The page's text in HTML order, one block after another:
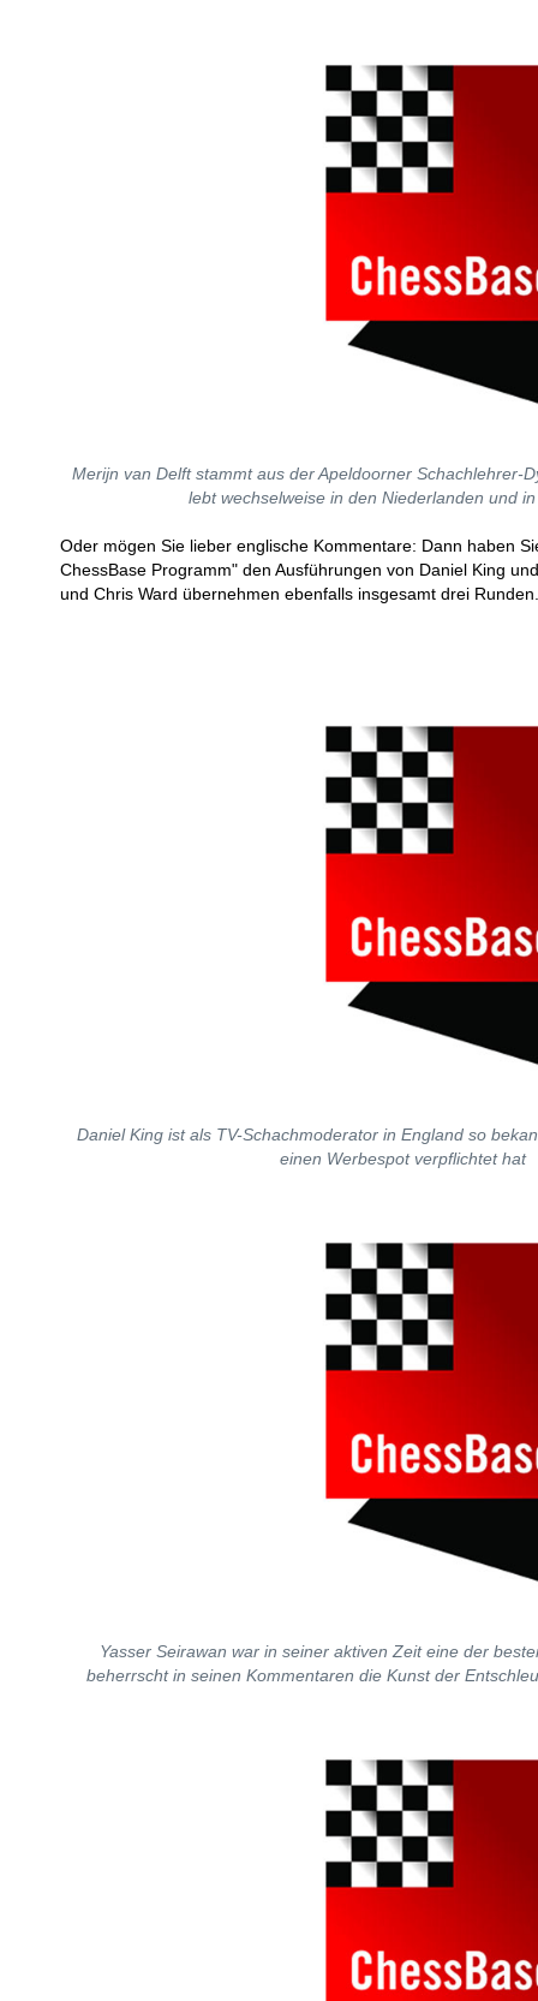
Merijn van Delft stammt aus der Apeldoorner Schachlehrer-
lebt wechselweise in den Niederlanden und
Oder mögen Sie lieber englische Kommentare: Dann haben
ChessBase Programm" den Ausführungen von Daniel King
und Chris Ward übernehmen ebenfalls insgesamt drei Runden.
Daniel King ist als TV-Schachmoderator in England so
einen Werbespot verpflichtet hat
Yasser Seirawan war in seiner aktiven Zeit eine der
beherrscht in seinen Kommentaren die Kunst der